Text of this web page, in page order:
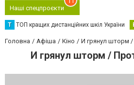
Наші спецпроєкти
Т ТОП кращих дистанційних шкіл України
Головна Афіша Кіно И грянул шторм
И грянул шторм /